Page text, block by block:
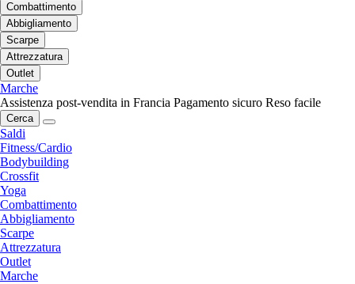
Combattimento
Abbigliamento
Scarpe
Attrezzatura
Outlet
Marche
Assistenza post-vendita in Francia Pagamento sicuro Reso facile
Cerca
Saldi
Fitness/Cardio
Bodybuilding
Crossfit
Yoga
Combattimento
Abbigliamento
Scarpe
Attrezzatura
Outlet
Marche